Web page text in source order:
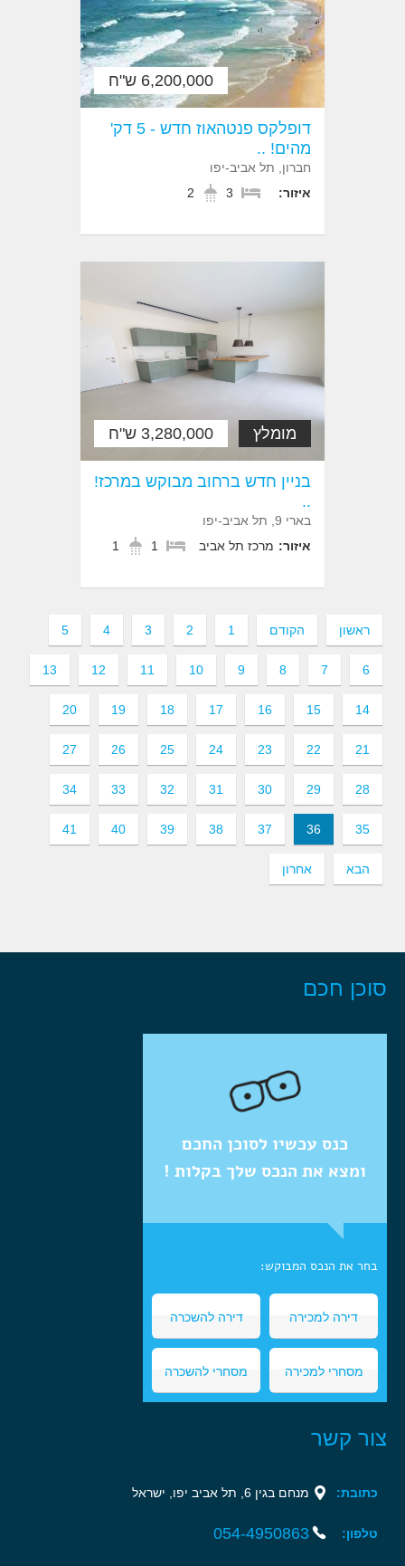
6,200,000 ש"ח
דופלקס פנטהאוז חדש - 5 דק'
מהים! ..
חברון, תל אביב-יפו
איזור:
3
2
3,280,000 ש"ח מומלץ
בניין חדש ברחוב מבוקש במרכז!
..
בארי 9, תל אביב-יפו
איזור: מרכז תל אביב 1
1
ראשון הקודם 1
2
3
4
5
6
7
8
9
10
11
12
13
14
15
16
17
18
19
20
21
22
23
24
25
26
27
28
29
30
31
32
33
34
35
36
37
38
39
40
41
הבא אחרון
סוכן חכם
כנס עכשיו לסוכן החכם
ומצא את הנכס שלך בקלות !
בחר את הנכס המבוקש:
דירה למכירה דירה להשכרה
מסחרי למכירה מסחרי להשכרה
צור קשר
כתובת: מנחם בגין 6, תל אביב יפו, ישראל‏
טלפון: 054-4950863‏‏